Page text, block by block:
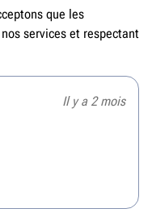
que les
services et respectant
Il y a 2 mois